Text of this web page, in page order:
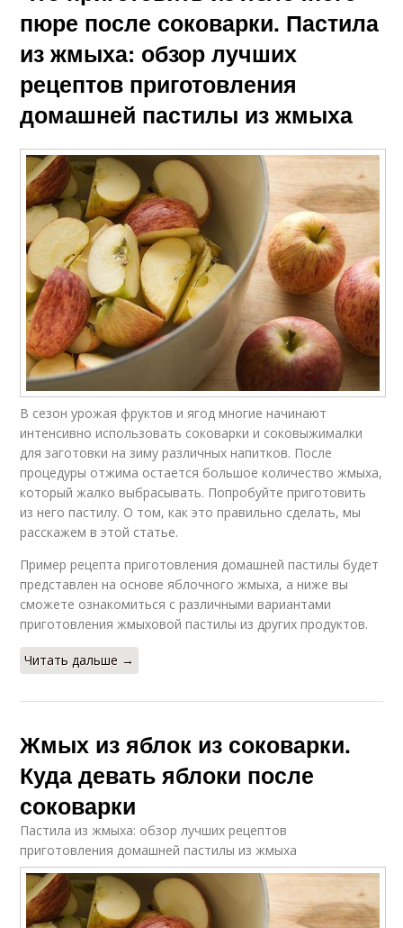
пюре после соковарки. Пастила
из жмыха: обзор лучших
рецептов приготовления
домашней пастилы из жмыха
В сезон урожая фруктов и ягод многие начинают
интенсивно использовать соковарки и соковыжималки
для заготовки на зиму различных напитков. После
процедуры отжима остается большое количество жмыха,
который жалко выбрасывать. Попробуйте приготовить
из него пастилу. О том, как это правильно сделать, мы
расскажем в этой статье.
Пример рецепта приготовления домашней пастилы будет
представлен на основе яблочного жмыха, а ниже вы
сможете ознакомиться с различными вариантами
приготовления жмыховой пастилы из других продуктов.
Читать дальше →
Жмых из яблок из соковарки.
Куда девать яблоки после
соковарки
Пастила из жмыха: обзор лучших рецептов
приготовления домашней пастилы из жмыха